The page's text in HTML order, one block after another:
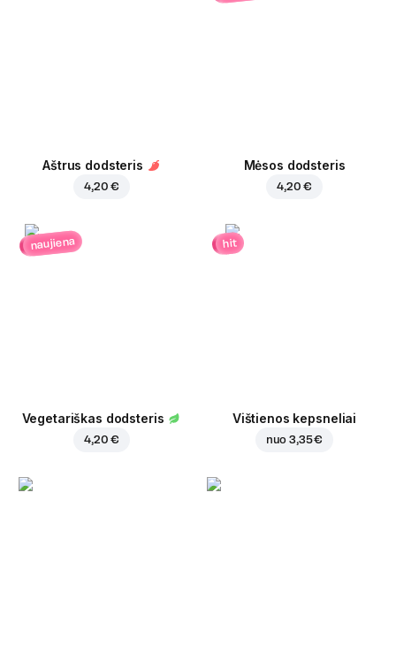
Aštrus dodsteris
4,20 €
Mėsos dodsteris
4,20 €
naujiena
Vegetariškas dodsteris
4,20 €
hit
Vištienos kepsneliai
nuo3,35 €